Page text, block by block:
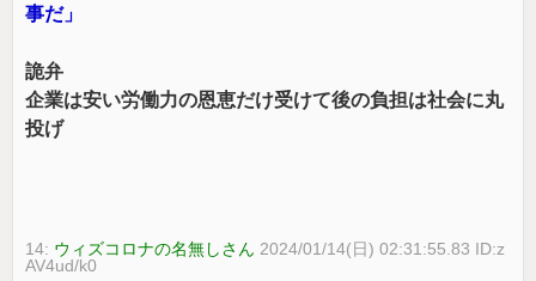
事だ」
詭弁
企業は安い労働力の恩恵だけ受けて後の負担は社会に丸
投げ
14: ウィズコロナの名無しさん 2024/01/14(日) 02:31:55.83 ID:z
AV4ud/k0